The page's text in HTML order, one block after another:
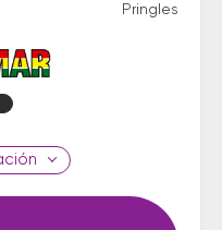
Pringles